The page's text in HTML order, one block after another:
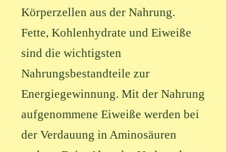
Körperzellen aus der Nahrung.
Fette, Kohlenhydrate und Eiweiße
sind die wichtigsten
Nahrungsbestandteile zur
Energiegewinnung. Mit der Nahrung
aufgenommene Eiweiße werden bei
der Verdauung in Aminosäuren